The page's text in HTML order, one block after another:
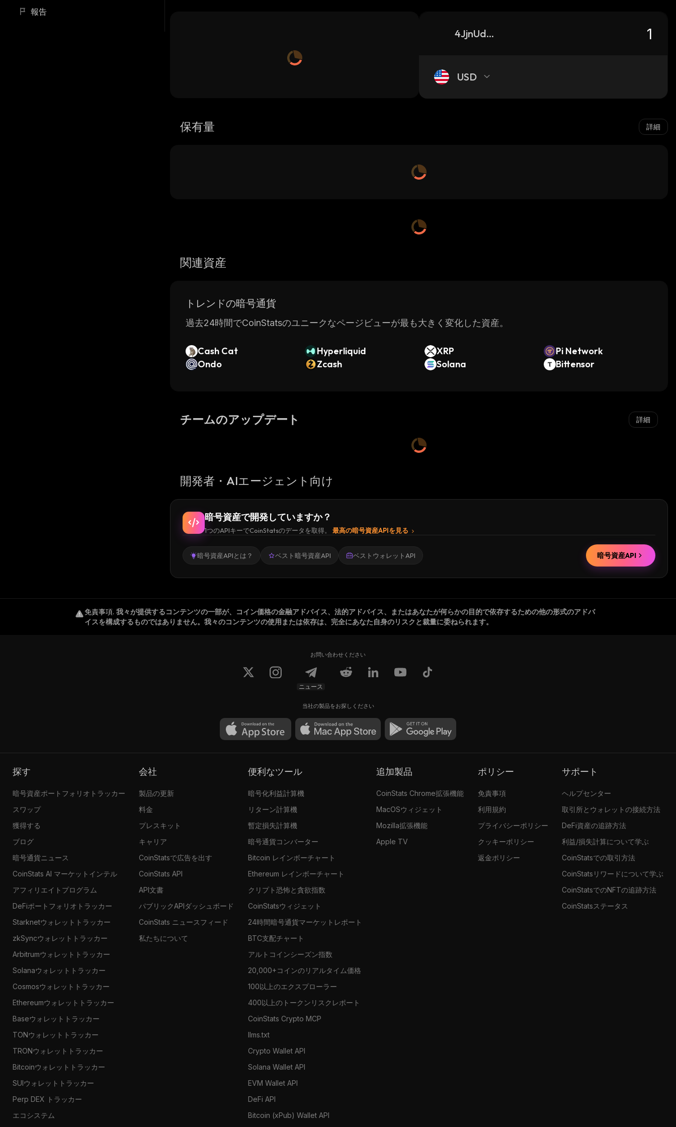
報告
4JjnUd1yWMiAYTXgJAmZJZTWVkDf9sQctd7kPJN82bjM_solana
USD
保有量 詳細
関連資産
トレンドの暗号通貨
過去24時間でCoinStatsのユニークなページビューが最も大きく変化した資産。
Cash Cat Hyperliquid XRP
Pi Network
Ondo
Zcash Solana Bittensor
チームのアップデート 詳細
開発者・AIエージェント向け
暗号資産で開発していますか？
1つのAPIキーでCoinStatsのデータを取得。 最高の暗号資産APIを見る
暗号資産APIとは？ ベスト暗号資産API ベストウォレットAPI 暗号資産API
免責事項. 我々が提供するコンテンツの一部が、コイン価格の金融アドバイス、法的アドバイス、またはあなたが何らかの目的で依存するための他の形式のアドバ
イスを構成するものではありません。我々のコンテンツの使用または依存は、完全にあなた自身のリスクと裁量に委ねられます。
お問い合わせください
ニュース
当社の製品をお探しください
探す
暗号資産ポートフォリオトラッカー
スワップ
獲得する
ブログ
暗号通貨ニュース
CoinStats AI マーケットインテル
アフィリエイトプログラム
DeFiポートフォリオトラッカー
Starknetウォレットトラッカー
zkSyncウォレットトラッカー
Arbitrumウォレットトラッカー
Solanaウォレットトラッカー
Cosmosウォレットトラッカー
Ethereumウォレットトラッカー
Baseウォレットトラッカー
TONウォレットトラッカー
TRONウォレットトラッカー
Bitcoinウォレットトラッカー
SUIウォレットトラッカー
Perp DEX トラッカー
エコシステム
会社
製品の更新
料金
プレスキット
キャリア
CoinStatsで広告を出す
CoinStats API
API文書
パブリックAPIダッシュボード
CoinStats ニュースフィード
私たちについて
便利なツール
暗号化利益計算機
リターン計算機
暫定損失計算機
暗号通貨コンバーター
Bitcoin レインボーチャート
Ethereum レインボーチャート
クリプト恐怖と貪欲指数
CoinStatsウィジェット
24時間暗号通貨マーケットレポート
BTC支配チャート
アルトコインシーズン指数
20,000+コインのリアルタイム価格
100以上のエクスプローラー
400以上のトークンリスクレポート
CoinStats Crypto MCP
llms.txt
Crypto Wallet API
Solana Wallet API
EVM Wallet API
DeFi API
Bitcoin (xPub) Wallet API
追加製品
CoinStats Chrome拡張機能
MacOSウィジェット
Mozilla拡張機能
Apple TV
ポリシー
免責事項
利用規約
プライバシーポリシー
クッキーポリシー
返金ポリシー
サポート
ヘルプセンター
取引所とウォレットの接続方法
DeFi資産の追跡方法
利益/損失計算について学ぶ
CoinStatsでの取引方法
CoinStatsリワードについて学ぶ
CoinStatsでのNFTの追跡方法
CoinStatsステータス